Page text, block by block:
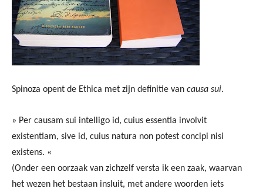
Spinoza opent de Ethica met zijn definitie van causa sui.
» Per causam sui intelligo id, cuius essentia involvit
existentiam, sive id, cuius natura non potest concipi nisi
existens. «
(Onder een oorzaak van zichzelf versta ik een zaak, waarvan
het wezen het bestaan insluit, met andere woorden iets